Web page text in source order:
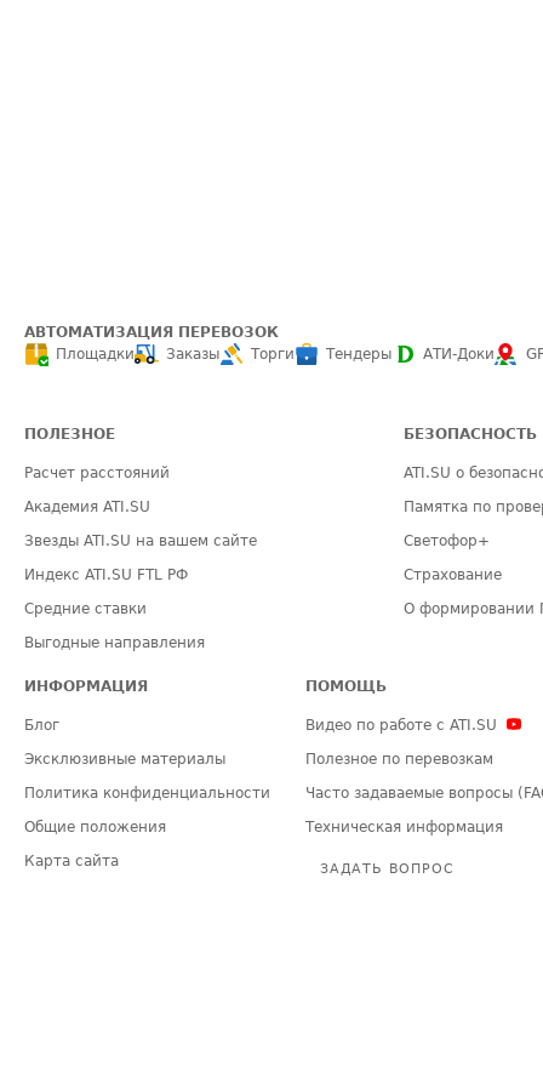
АВТОМАТИЗАЦИЯ ПЕРЕВОЗОК
Площадки
Заказы Торги Тендеры АТИ-Доки
ПОЛЕЗНОЕ
Расчет расстояний
Академия ATI.SU
Звезды ATI.SU на вашем сайте
Индекс ATI.SU FTL РФ
Средние ставки
Выгодные направления
БЕЗОПАСНОСТЬ
ATI.SU о
Памятка по
Светофор+
Страхование
О формировании
ИНФОРМАЦИЯ
Блог
Эксклюзивные материалы
Политика конфиденциальности
Общие положения
Карта сайта
ПОМОЩЬ
Видео по работе с ATI.SU
Полезное по перевозкам
Часто задаваемые вопросы
Техническая информация
ЗАДАТЬ ВОПРОС